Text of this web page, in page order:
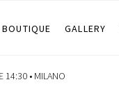
BOUTIQUE GALLERY
14:30 • MILANO